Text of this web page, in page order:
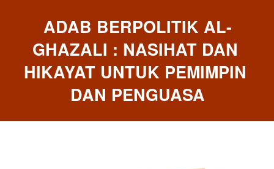
ADAB BERPOLITIK AL-
GHAZALI : NASIHAT DAN
HIKAYAT UNTUK PEMIMPIN
DAN PENGUASA